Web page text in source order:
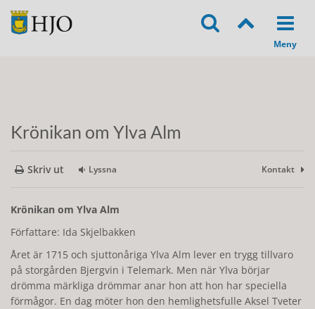
Krönikan om Ylva Alm
Skriv ut Lyssna Kontakt
Krönikan om Ylva Alm
Författare: Ida Skjelbakken
Året är 1715 och sjuttonåriga Ylva Alm lever en trygg tillvaro
på storgården Bjergvin i Telemark. Men när Ylva börjar
drömma märkliga drömmar anar hon att hon har speciella
förmågor. En dag möter hon den hemlighetsfulle Aksel Tveter